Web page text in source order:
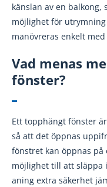
känslan av en balkong,
möjlighet för
manövreras enkelt
Vad menas
fönster?
Ett topphängt fönster
så att det öppnas
fönstret kan öppnas på
möjlighet till att släppa
aning extra säkerhet